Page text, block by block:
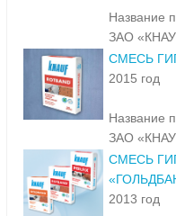
Название
ЗАО
СМЕСЬ
2015 год
Название
ЗАО
СМЕСЬ
2013 год